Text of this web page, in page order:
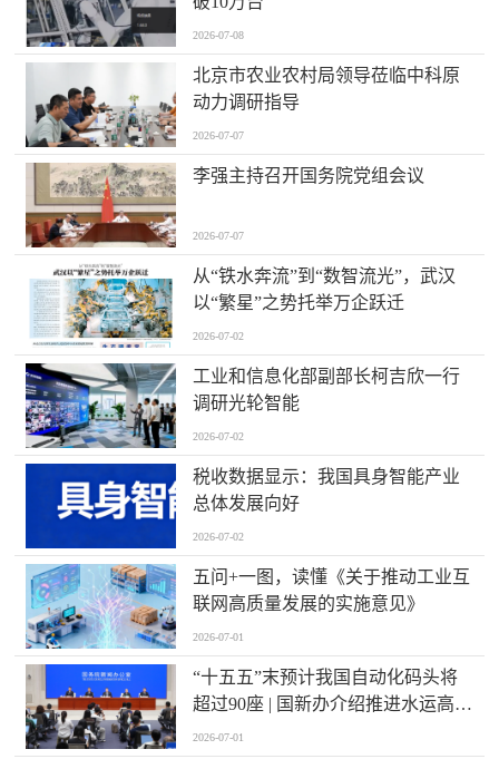
2026-07-08
北京市农业农村局领导莅临中科原
动力调研指导
2026-07-07
李强主持召开国务院党组会议
2026-07-07
从“铁水奔流”到“数智流光”，武汉
以“繁星”之势托举万企跃迁
2026-07-02
工业和信息化部副部长柯吉欣一行
调研光轮智能
2026-07-02
税收数据显示：我国具身智能产业
总体发展向好
2026-07-02
五问+一图，读懂《关于推动工业互
联网高质量发展的实施意见》
2026-07-01
“十五五”末预计我国自动化码头将
超过90座 | 国新办介绍推进水运高质
量发展有关情况
2026-07-01